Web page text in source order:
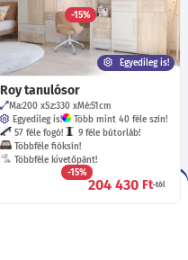
Többféle kivetőpánt!
-15%
181 570
Egyedileg is!
Roy tanulósor
Ma:200 Sz:330 Mé:51cm
Egyedileg is!
Több mint 40 féle szín!
57 féle fogó!
9 féle bútorláb!
Többféle fióksín!
Többféle kivetőpánt!
-15%
204 430 Ft-tól